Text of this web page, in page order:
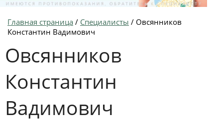
Главная страница / Специалисты / Овсянников
Константин Вадимович
Овсянников
Константин
Вадимович